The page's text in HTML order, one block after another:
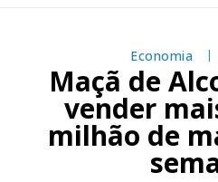
Economia
Maçã de
vender
milhão de